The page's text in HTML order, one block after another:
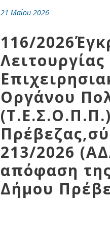
21 Μαΐου 2026
116/
Οργάνου
213/2026
απόφαση
Δήμου